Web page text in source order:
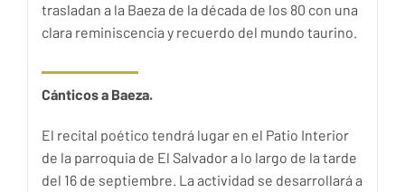
trasladan a la Baeza de la década de los 80 con una
clara reminiscencia y recuerdo del mundo taurino.
Cánticos a Baeza.
El recital poético tendrá lugar en el Patio Interior
de la parroquia de El Salvador a lo largo de la tarde
del 16 de septiembre. La actividad se desarrollará a